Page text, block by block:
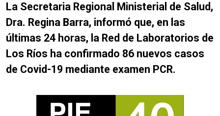
La Secretaria Regional Ministerial de Salud,
Dra. Regina Barra, informó que, en las
últimas 24 horas, la Red de Laboratorios de
Los Ríos ha confirmado 86 nuevos casos
de Covid-19 mediante examen PCR.